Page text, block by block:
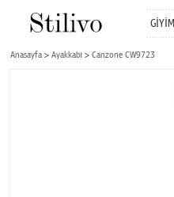
GİYİM
Anasayfa Ayakkabı Canzone CW9723